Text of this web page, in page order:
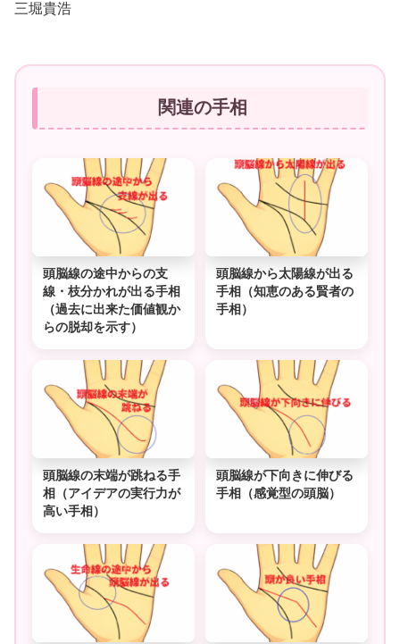
三堀貴浩
関連の手相
頭脳線の途中からの支
線・枝分かれが出る手相
（過去に出来た価値観か
らの脱却を示す）
頭脳線から太陽線が出る
手相（知恵のある賢者の
手相）
頭脳線の末端が跳ねる手
相（アイデアの実行力が
高い手相）
頭脳線が下向きに伸びる
手相（感覚型の頭脳）